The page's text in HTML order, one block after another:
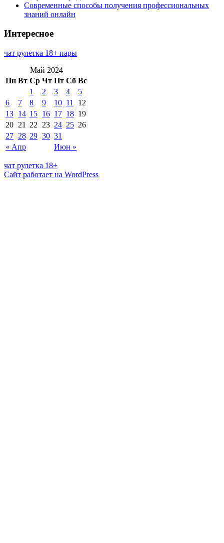
Современные способы получения профессиональных
знаний онлайн
Интересное
чат рулетка 18+ пары
Май 2024
Пн Вт Ср Чт Пт Сб Вс
« Апр Июн »
1 2 3 4
5
6
7 8 9 10 11
12
13 14 15 16 17 18 19
20 21 22 23 24 25 26
27 28 29 30 31
чат рулетка 18+
Сайт работает на WordPress